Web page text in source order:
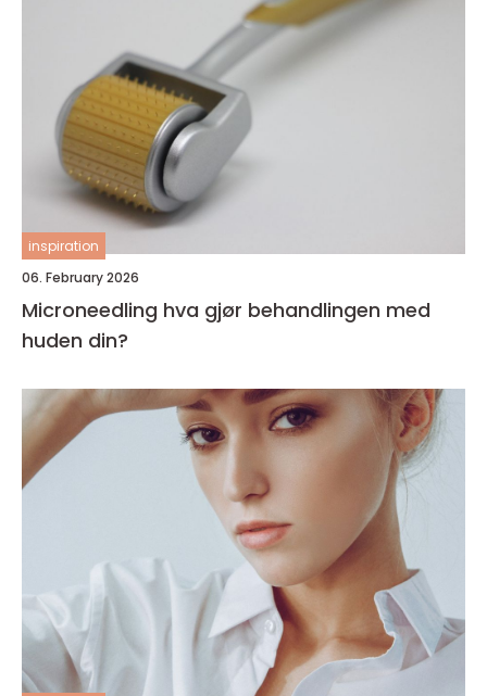
inspiration
06. February 2026
Microneedling hva gjør behandlingen med
huden din?